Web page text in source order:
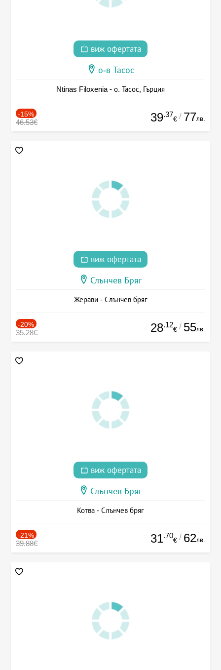
виж офертата
о-в Тасос
Ntinas Filoxenia - о. Тасос, Гърция
-15%
46.53€ 39.37
€ / 77лв.
виж офертата
Слънчев Бряг
Жерави - Слънчев бряг
-20%
35.28€ 28.12
€ / 55лв.
виж офертата
Слънчев Бряг
Котва - Слънчев бряг
-21%
39.88€ 31.70
€ / 62лв.